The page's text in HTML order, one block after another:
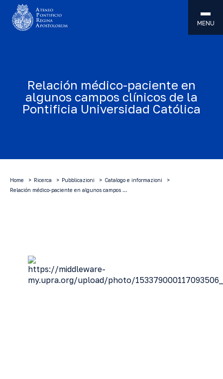
MENU
Relación médico-paciente en
algunos campos clínicos de la
Pontificia Universidad Católica
Home Ricerca Pubblicazioni
Catalogo e informazioni
Relación médico-paciente en algunos campos …